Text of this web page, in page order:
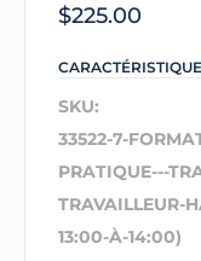
$225.00
SKU:
33522-7-
PRATIQUE---
TRAVAILLEUR-
13:00-À-14:00)